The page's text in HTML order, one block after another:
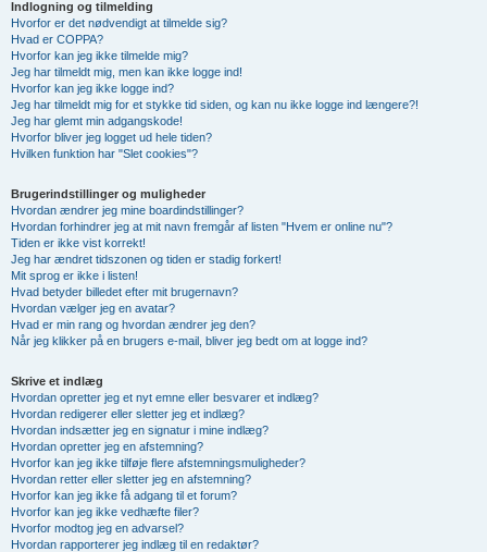
Indlogning og tilmelding
Hvorfor er det nødvendigt at tilmelde sig?
Hvad er COPPA?
Hvorfor kan jeg ikke tilmelde mig?
Jeg har tilmeldt mig, men kan ikke logge ind!
Hvorfor kan jeg ikke logge ind?
Jeg har tilmeldt mig for et stykke tid siden, og kan nu ikke logge ind længere?!
Jeg har glemt min adgangskode!
Hvorfor bliver jeg logget ud hele tiden?
Hvilken funktion har "Slet cookies"?
Brugerindstillinger og muligheder
Hvordan ændrer jeg mine boardindstillinger?
Hvordan forhindrer jeg at mit navn fremgår af listen "Hvem er online nu"?
Tiden er ikke vist korrekt!
Jeg har ændret tidszonen og tiden er stadig forkert!
Mit sprog er ikke i listen!
Hvad betyder billedet efter mit brugernavn?
Hvordan vælger jeg en avatar?
Hvad er min rang og hvordan ændrer jeg den?
Når jeg klikker på en brugers e-mail, bliver jeg bedt om at logge ind?
Skrive et indlæg
Hvordan opretter jeg et nyt emne eller besvarer et indlæg?
Hvordan redigerer eller sletter jeg et indlæg?
Hvordan indsætter jeg en signatur i mine indlæg?
Hvordan opretter jeg en afstemning?
Hvorfor kan jeg ikke tilføje flere afstemningsmuligheder?
Hvordan retter eller sletter jeg en afstemning?
Hvorfor kan jeg ikke få adgang til et forum?
Hvorfor kan jeg ikke vedhæfte filer?
Hvorfor modtog jeg en advarsel?
Hvordan rapporterer jeg indlæg til en redaktør?